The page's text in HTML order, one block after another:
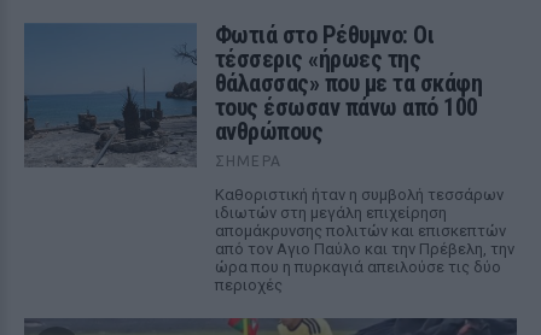
Φωτιά στο Ρέθυμνο: Οι
τέσσερις «ήρωες της
θάλασσας» που με τα σκάφη
τους έσωσαν πάνω από 100
ανθρώπους
ΣΉΜΕΡΑ
Καθοριστική ήταν η συμβολή τεσσάρων
ιδιωτών στη μεγάλη επιχείρηση
απομάκρυνσης πολιτών και επισκεπτών
από τον Αγιο Παύλο και την Πρέβελη, την
ώρα που η πυρκαγιά απειλούσε τις δύο
περιοχές